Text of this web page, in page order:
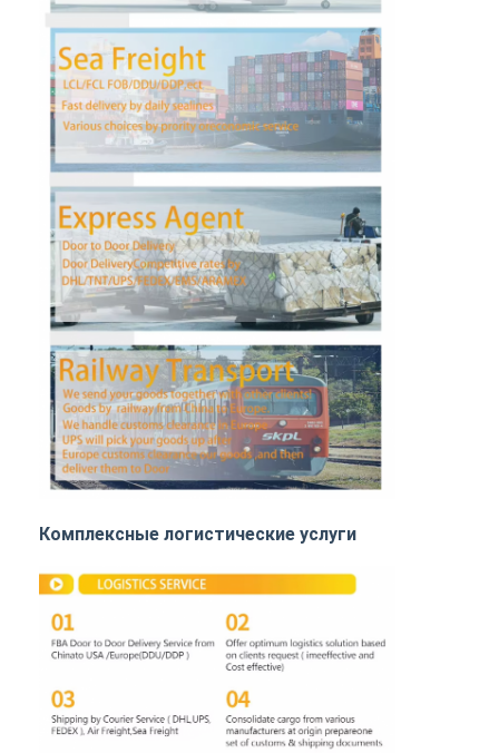
Международная перевозка передняя
Перевозимый самолетами груз передний
Морские перевозки
ДДП доставка из Китая
срочная доставка
ЖЕЛЕЗНОДОРОЖНЫЕ ПЕРЕВОЗКИ
Отправить на Amazon
Грузовые перевозки
Комплексные логистические услуги